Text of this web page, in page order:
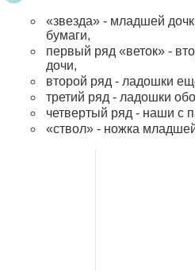
«звезда» - младшей
бумаги,
первый ряд «веток» -
дочи,
второй ряд - ладошки
третий ряд - ладошки
четвертый ряд - наши с
«ствол» - ножка